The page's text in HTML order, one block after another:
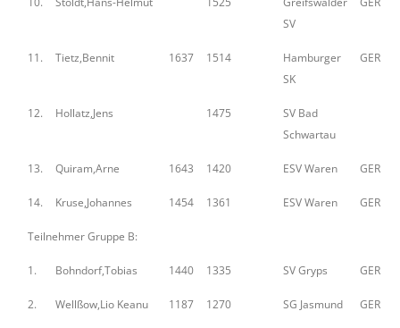
SV
11. Tietz,Bennit 1637 1514
Hamburger
SK
GER
12. Hollatz,Jens 1475
SV Bad
Schwartau
13. Quiram,Arne 1643 1420 ESV Waren GER
14. Kruse,Johannes 1454 1361 ESV Waren GER
Teilnehmer Gruppe B:
1. Bohndorf,Tobias 1440 1335 SV Gryps GER
2. Wellßow,Lio Keanu 1187 1270 SG Jasmund GER